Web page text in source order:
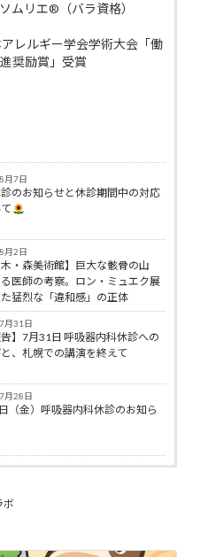
ムリエ®（バラ資格）
レルギー学会学術大会「働
奨励賞」受賞
月7日
のお知らせと休診期間中の対応
月2日
木・森美術館】巨大な骸骨の山
医師の考察。ロン・ミュエク展
猛烈な「違和感」の正体
月31日
告】7月31日 呼吸器内科休診への
、札幌での講演を終えて
月28日
（金）呼吸器内科休診のお知ら
ボ